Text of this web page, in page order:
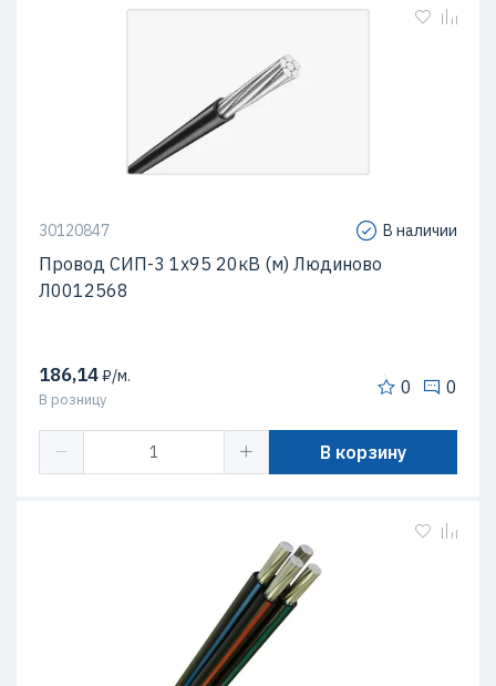
30120847 В наличии
Провод СИП-3 1х95 20кВ (м) Людиново
Л0012568
186,14₽/м.
В розницу
0 0
В корзину